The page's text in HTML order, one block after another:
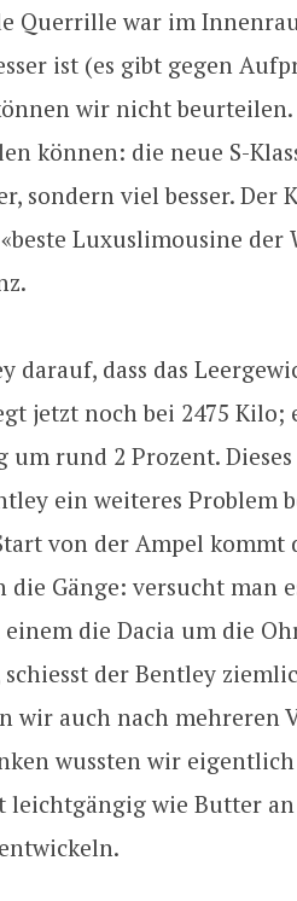
Querrille war im
ist (es gibt gegen
wir nicht beurteilen.
können: die neue S-
sondern viel besser. Der
Luxuslimousine der
darauf, dass das
jetzt noch bei 2475
rund 2 Prozent.
ein weiteres Problem
von der Ampel kommt
die Gänge: versucht man
die Dacia um die
der Bentley
wir auch nach mehreren
wussten wir
leichtgängig wie Butter